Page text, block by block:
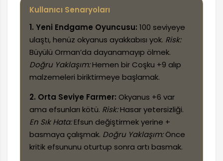
Kullanıcı Senaryoları
1. Yeni Endgame Oyuncusu: 100 seviyeye
ulaştı, henüz okyanus ayakkabısı yok. Risk:
Büyülü Orman’da dayanamayıp ölmek.
Doğru Yaklaşım:Hemen bir Coşku +9 alıp
malzemeleri biriktirmeye başlamak.
2. Orta Seviye Farmer: Okyanus +6 var
ama efsunları kötü. Risk:Hasar yetersizliği.
En Sık Hata:Efsun değiştirmek yerine +
basmaya çalışmak. Doğru Yaklaşım:Önce
kritik efsununu oturtup sonra artı basmak.